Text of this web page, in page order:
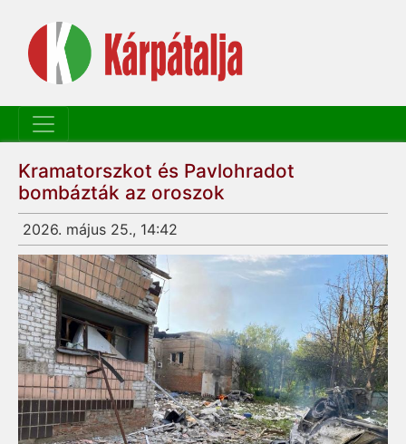
Kramatorszkot és Pavlohradot
bombázták az oroszok
2026. május 25., 14:42